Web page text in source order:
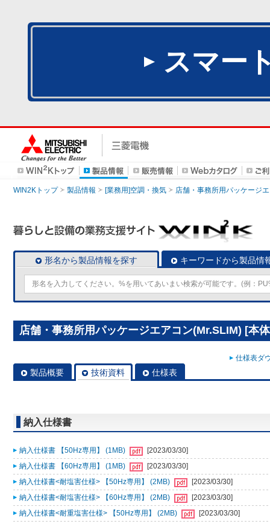
スマー
WIN2Kトップ 製品情報 [業務用]空調・換気 店舗・事務所用パッケージ
形名から製品情報を探す キーワードから製品情
店舗・事務所用パッケージエアコン(Mr.SLIM) [本
仕様表ダ
製品概要 技術資料 仕様表
納入仕様書
納入仕様書 【50Hz専用】 (1MB)
[2023/03/30]
納入仕様書 【60Hz専用】 (1MB)
[2023/03/30]
納入仕様書<耐塩害仕様> 【50Hz専用】 (2MB)
[2023/03/30]
納入仕様書<耐塩害仕様> 【60Hz専用】 (2MB)
[2023/03/30]
納入仕様書<耐重塩害仕様> 【50Hz専用】 (2MB)
[2023/03/30]